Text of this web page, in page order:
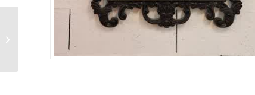
Sculpture originale
artiste Suisse DRICK